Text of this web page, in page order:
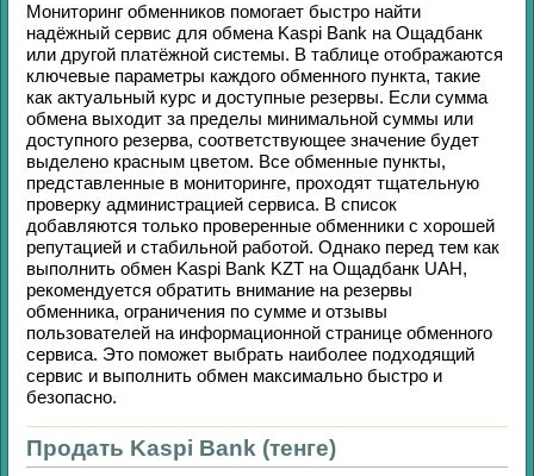
Мониторинг обменников помогает быстро найти
надёжный сервис для обмена Kaspi Bank на Ощадбанк
или другой платёжной системы. В таблице отображаются
ключевые параметры каждого обменного пункта, такие
как актуальный курс и доступные резервы. Если сумма
обмена выходит за пределы минимальной суммы или
доступного резерва, соответствующее значение будет
выделено красным цветом. Все обменные пункты,
представленные в мониторинге, проходят тщательную
проверку администрацией сервиса. В список
добавляются только проверенные обменники с хорошей
репутацией и стабильной работой. Однако перед тем как
выполнить обмен Kaspi Bank KZT на Ощадбанк UAH,
рекомендуется обратить внимание на резервы
обменника, ограничения по сумме и отзывы
пользователей на информационной странице обменного
сервиса. Это поможет выбрать наиболее подходящий
сервис и выполнить обмен максимально быстро и
безопасно.
Продать Kaspi Bank (тенге)